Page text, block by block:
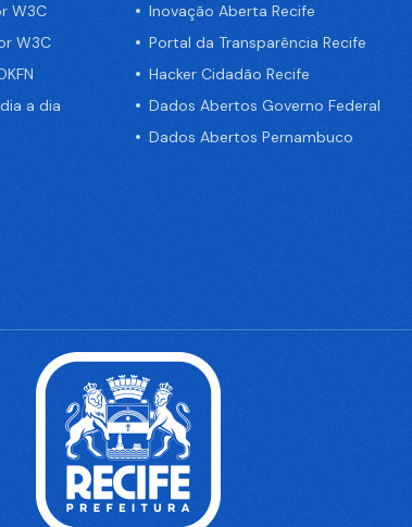
W3C
W3C
a dia
Inovação Aberta Recife
Portal da Transparência Recife
Hacker Cidadão Recife
Dados Abertos Governo Federal
Dados Abertos Pernambuco